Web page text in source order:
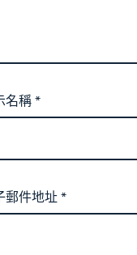
名稱*
郵件地址*